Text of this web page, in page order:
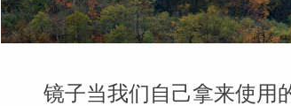
镜子当我们自己拿来使用